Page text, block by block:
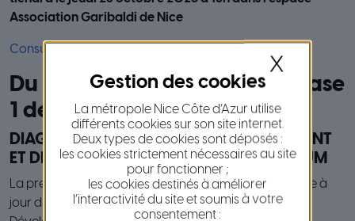
Association Garibaldi de Nice
Consulter les documents
Du 2 mai au 22 juin 2023 : Phase
1 de la concertation
DIAGNOSTIC ET LE PROJET D’AMÉNAGEMENT
ET DE DÉVELOPPEMENT DURABLES DU PLUM
La première étape de la concertation porte sur la mise à
jour du diagnostic et du Projet d’Aménagement et de
X
La métropole Nice Côte d’Azur utilise
différents cookies sur son site internet.
Deux types de cookies sont déposés :
les cookies strictement nécessaires au site
pour fonctionner ;
les cookies destinés à améliorer
l’interactivité du site et soumis à votre
consentement :